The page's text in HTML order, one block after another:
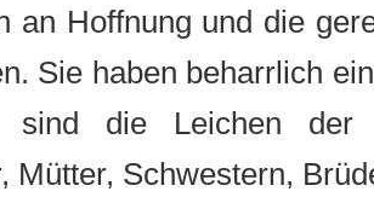
an Hoffnung und die
Sie haben beharrlich
sind die Leichen
Mütter, Schwestern,